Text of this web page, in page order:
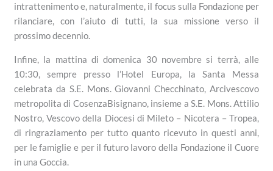
intrattenimento e, naturalmente, il focus sulla Fondazione per
rilanciare, con l’aiuto di tutti, la sua missione verso il
prossimo decennio.
Infine, la mattina di domenica 30 novembre si terrà, alle
10:30, sempre presso l’Hotel Europa, la Santa Messa
celebrata da S.E. Mons. Giovanni Checchinato, Arcivescovo
metropolita di CosenzaBisignano, insieme a S.E. Mons. Attilio
Nostro, Vescovo della Diocesi di Mileto – Nicotera – Tropea,
di ringraziamento per tutto quanto ricevuto in questi anni,
per le famiglie e per il futuro lavoro della Fondazione il Cuore
in una Goccia.